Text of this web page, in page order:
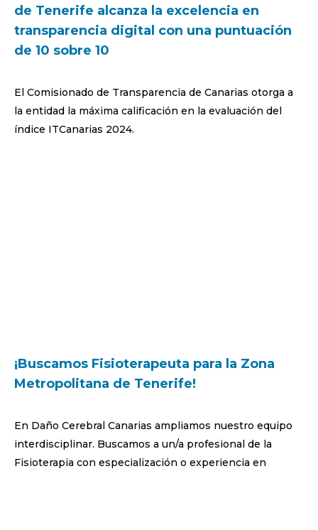
de Tenerife alcanza la excelencia en
transparencia digital con una puntuación
de 10 sobre 10
El Comisionado de Transparencia de Canarias otorga a
la entidad la máxima calificación en la evaluación del
índice ITCanarias 2024.
¡Buscamos Fisioterapeuta para la Zona
Metropolitana de Tenerife!
En Daño Cerebral Canarias ampliamos nuestro equipo
interdisciplinar. Buscamos a un/a profesional de la
Fisioterapia con especialización o experiencia en